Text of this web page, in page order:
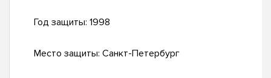
Год защиты: 1998
Место защиты: Санкт-Петербург